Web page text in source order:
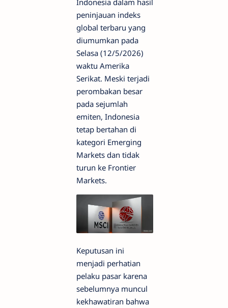
Indonesia dalam hasil
peninjauan indeks
global terbaru yang
diumumkan pada
Selasa (12/5/2026)
waktu Amerika
Serikat. Meski terjadi
perombakan besar
pada sejumlah
emiten, Indonesia
tetap bertahan di
kategori Emerging
Markets dan tidak
turun ke Frontier
Markets.
Keputusan ini
menjadi perhatian
pelaku pasar karena
sebelumnya muncul
kekhawatiran bahwa